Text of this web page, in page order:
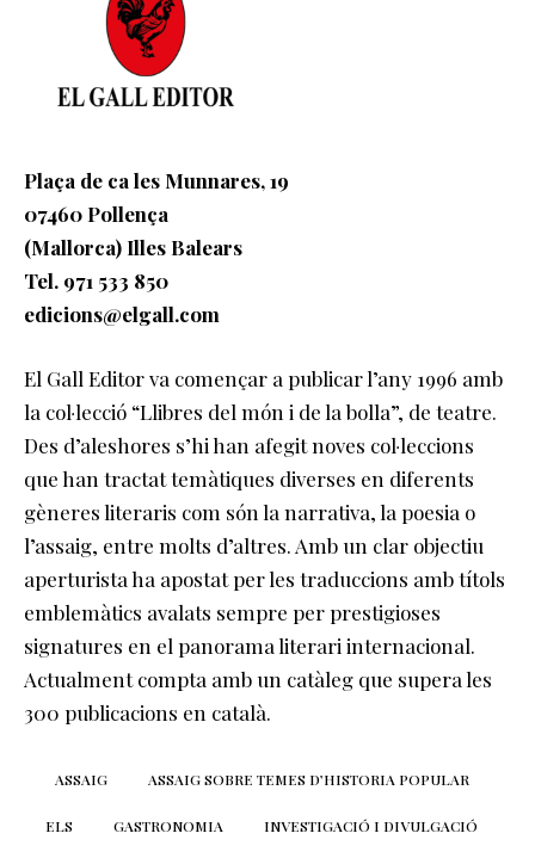
Plaça de ca les Munnares, 19
07460 Pollença
(Mallorca) Illes Balears
Tel. 971 533 850
edicions@elgall.com
El Gall Editor va començar a publicar l’any 1996 amb
la col·lecció “Llibres del món i de la bolla”, de teatre.
Des d’aleshores s’hi han afegit noves col·leccions
que han tractat temàtiques diverses en diferents
gèneres literaris com són la narrativa, la poesia o
l’assaig, entre molts d’altres. Amb un clar objectiu
aperturista ha apostat per les traduccions amb títols
emblemàtics avalats sempre per prestigioses
signatures en el panorama literari internacional.
Actualment compta amb un catàleg que supera les
300 publicacions en català.
ASSAIG ASSAIG SOBRE TEMES D’HISTORIA POPULAR
ELS GASTRONOMIA INVESTIGACIÓ I DIVULGACIÓ